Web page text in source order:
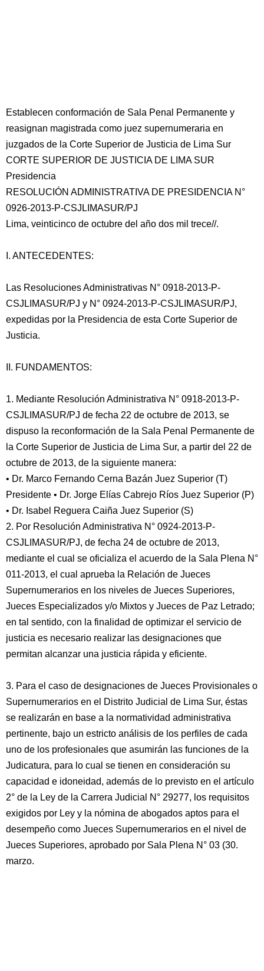
Establecen conformación de Sala Penal Permanente y
reasignan magistrada como juez supernumeraria en
juzgados de la Corte Superior de Justicia de Lima Sur
CORTE SUPERIOR DE JUSTICIA DE LIMA SUR
Presidencia
RESOLUCIÓN ADMINISTRATIVA DE PRESIDENCIA N°
0926-2013-P-CSJLIMASUR/PJ
Lima, veinticinco de octubre del año dos mil trece//.
I. ANTECEDENTES:
Las Resoluciones Administrativas N° 0918-2013-P-
CSJLIMASUR/PJ y N° 0924-2013-P-CSJLIMASUR/PJ,
expedidas por la Presidencia de esta Corte Superior de
Justicia.
II. FUNDAMENTOS:
1. Mediante Resolución Administrativa N° 0918-2013-P-
CSJLIMASUR/PJ de fecha 22 de octubre de 2013, se
dispuso la reconformación de la Sala Penal Permanente de
la Corte Superior de Justicia de Lima Sur, a partir del 22 de
octubre de 2013, de la siguiente manera:
• Dr. Marco Fernando Cerna Bazán Juez Superior (T)
Presidente • Dr. Jorge Elías Cabrejo Ríos Juez Superior (P)
• Dr. Isabel Reguera Caiña Juez Superior (S)
2. Por Resolución Administrativa N° 0924-2013-P-
CSJLIMASUR/PJ, de fecha 24 de octubre de 2013,
mediante el cual se oficializa el acuerdo de la Sala Plena N°
011-2013, el cual aprueba la Relación de Jueces
Supernumerarios en los niveles de Jueces Superiores,
Jueces Especializados y/o Mixtos y Jueces de Paz Letrado;
en tal sentido, con la finalidad de optimizar el servicio de
justicia es necesario realizar las designaciones que
permitan alcanzar una justicia rápida y eficiente.
3. Para el caso de designaciones de Jueces Provisionales o
Supernumerarios en el Distrito Judicial de Lima Sur, éstas
se realizarán en base a la normatividad administrativa
pertinente, bajo un estricto análisis de los perfiles de cada
uno de los profesionales que asumirán las funciones de la
Judicatura, para lo cual se tienen en consideración su
capacidad e idoneidad, además de lo previsto en el artículo
2° de la Ley de la Carrera Judicial N° 29277, los requisitos
exigidos por Ley y la nómina de abogados aptos para el
desempeño como Jueces Supernumerarios en el nivel de
Jueces Superiores, aprobado por Sala Plena N° 03 (30.
marzo.